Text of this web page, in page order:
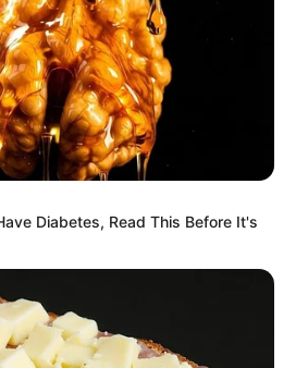
Diabetes, Read This Before It's